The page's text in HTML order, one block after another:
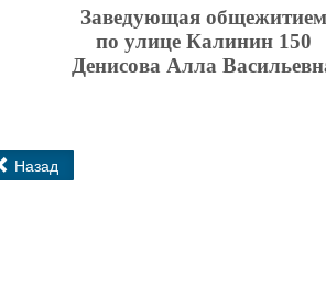
Заведующая общежитием
по улице Калинин 150
Денисова Алла
Назад